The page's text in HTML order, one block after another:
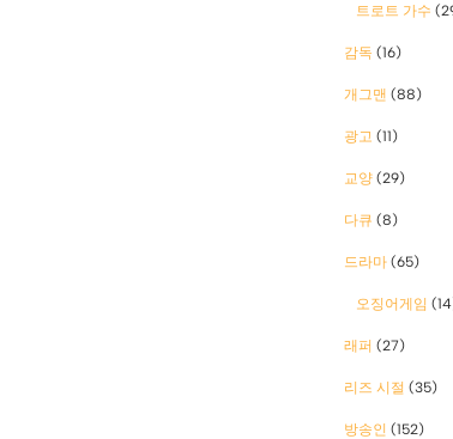
트로트 가수
감독 (16)
개그맨 (88)
광고 (11)
교양 (29)
다큐 (8)
드라마 (65)
오징어게임
래퍼 (27)
리즈 시절 (35)
방송인 (152)